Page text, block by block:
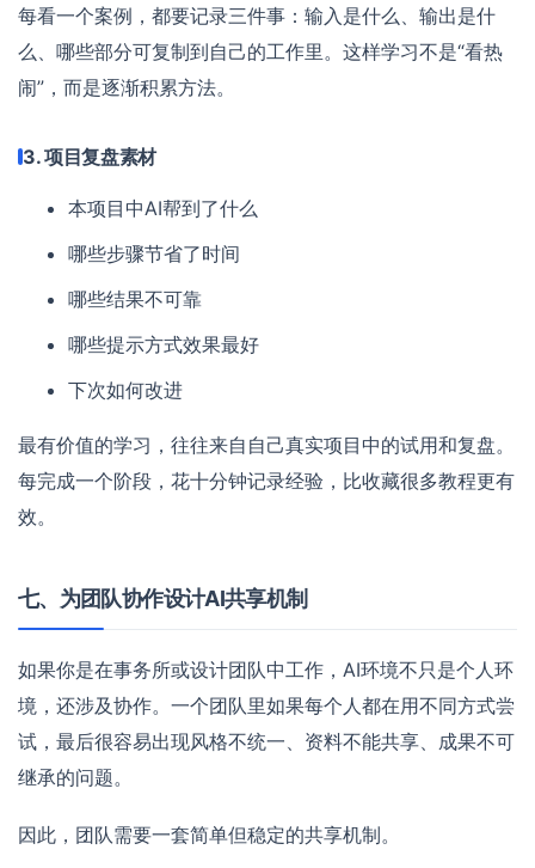
每看一个案例，都要记录三件事：输入是什么、输出是什
么、哪些部分可复制到自己的工作里。这样学习不是“看热
闹”，而是逐渐积累方法。
3. 项目复盘素材
本项目中AI帮到了什么
哪些步骤节省了时间
哪些结果不可靠
哪些提示方式效果最好
下次如何改进
最有价值的学习，往往来自自己真实项目中的试用和复盘。
每完成一个阶段，花十分钟记录经验，比收藏很多教程更有
效。
七、为团队协作设计AI共享机制
如果你是在事务所或设计团队中工作，AI环境不只是个人环
境，还涉及协作。一个团队里如果每个人都在用不同方式尝
试，最后很容易出现风格不统一、资料不能共享、成果不可
继承的问题。
因此，团队需要一套简单但稳定的共享机制。